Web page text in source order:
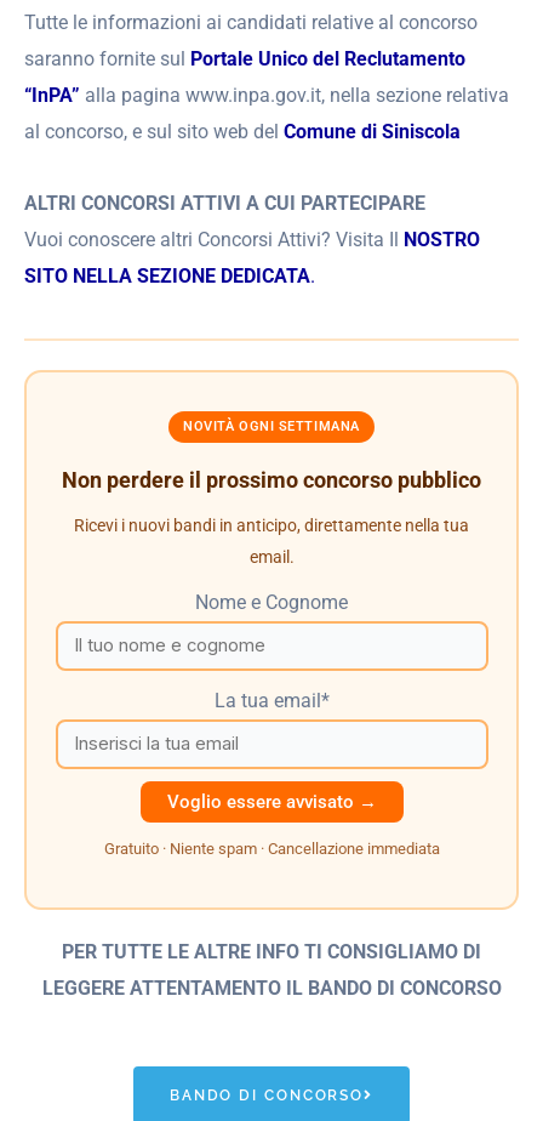
Tutte le informazioni ai candidati relative al concorso
saranno fornite sul
Portale Unico del Reclutamento
“InPA” alla pagina www.inpa.gov.it, nella sezione relativa
al concorso, e sul sito web del Comune di Siniscola
ALTRI CONCORSI ATTIVI A CUI PARTECIPARE
Vuoi conoscere altri Concorsi Attivi? Visita Il NOSTRO
SITO NELLA SEZIONE DEDICATA.
NOVITÀ OGNI SETTIMANA
Non perdere il prossimo concorso pubblico
Ricevi i nuovi bandi in anticipo, direttamente nella tua
email.
Nome e Cognome
La tua email*
Gratuito · Niente spam · Cancellazione immediata
PER TUTTE LE ALTRE INFO TI CONSIGLIAMO DI
LEGGERE ATTENTAMENTO IL BANDO DI CONCORSO
BANDO DI CONCORSO